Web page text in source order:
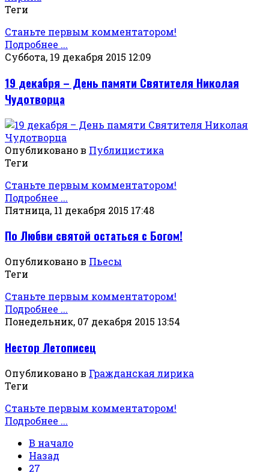
Теги
Станьте первым комментатором!
Подробнее ...
Суббота, 19 декабря 2015 12:09
19 декабря – День памяти Святителя Николая
Чудотворца
Опубликовано в Публицистика
Теги
Станьте первым комментатором!
Подробнее ...
Пятница, 11 декабря 2015 17:48
По Любви святой остаться с Богом!
Опубликовано в Пьесы
Теги
Станьте первым комментатором!
Подробнее ...
Понедельник, 07 декабря 2015 13:54
Нестор Летописец
Опубликовано в Гражданская лирика
Теги
Станьте первым комментатором!
Подробнее ...
В начало
Назад
27